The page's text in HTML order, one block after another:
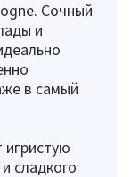
Сочный
и
в самый
сладкого